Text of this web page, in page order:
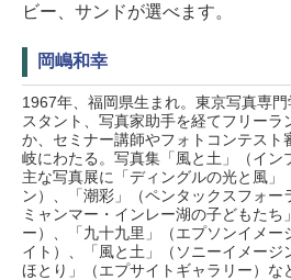
ビー、サンドが選べます。
岡嶋和幸
1967年、福岡県生まれ。東京写真専
スタント、写真家助手を経てフリーラ
か、セミナー講師やフォトコンテスト
岐にわたる。写真集「風と土」（イン
主な写真展に「ディングルの光と風」
ン）、「潮彩」（ペンタックスフォー
ミャンマー・インレー湖の子どもたち
ー）、「九十九里」（エプソンイメー
イト）、「風と土」（ソニーイメージ
ほとり」（エプサイトギャラリー）な